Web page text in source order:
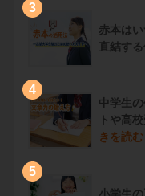
3
赤本は
直結す
4
中学生
トや高
きを読む
5